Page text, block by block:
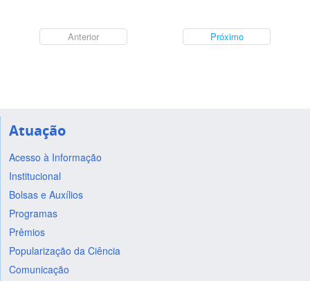
Anterior Próximo
Atuação
Acesso à Informação
Institucional
Bolsas e Auxílios
Programas
Prêmios
Popularização da Ciência
Comunicação